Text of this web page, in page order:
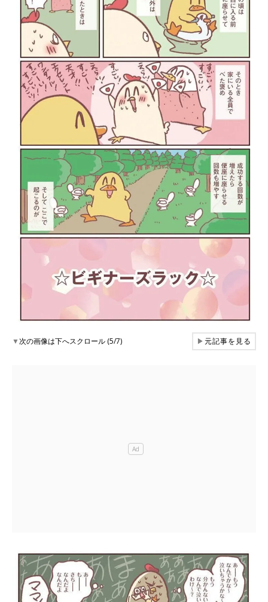
▼次の画像は下へスクロール (5/7) ▶元記事を見る